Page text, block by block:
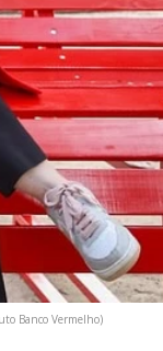
Banco Vermelho)